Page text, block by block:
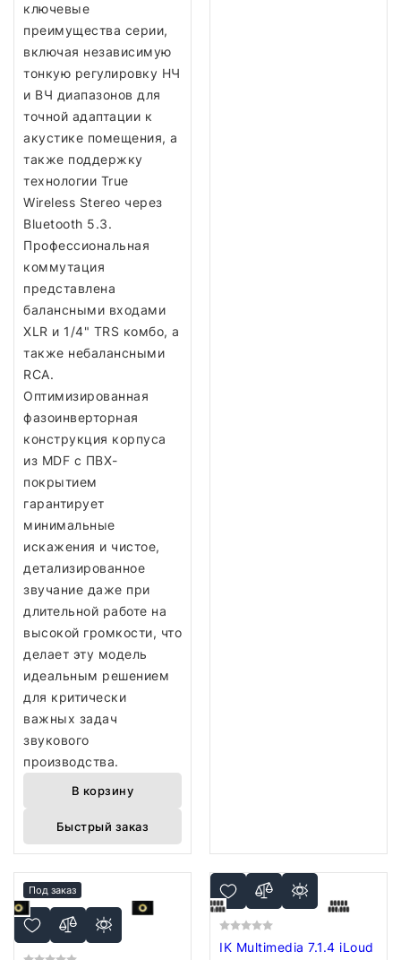
ключевые
преимущества серии,
включая независимую
тонкую регулировку НЧ
и ВЧ диапазонов для
точной адаптации к
акустике помещения, а
также поддержку
технологии True
Wireless Stereo через
Bluetooth 5.3.
Профессиональная
коммутация
представлена
балансными входами
XLR и 1/4" TRS комбо, а
также небалансными
RCA.
Оптимизированная
фазоинверторная
конструкция корпуса
из MDF с ПВХ-
покрытием
гарантирует
минимальные
искажения и чистое,
детализированное
звучание даже при
длительной работе на
высокой громкости, что
делает эту модель
идеальным решением
для критически
важных задач
звукового
производства.
В корзину
Быстрый заказ
Под заказ
IK Multimedia 7.1.4 iLoud